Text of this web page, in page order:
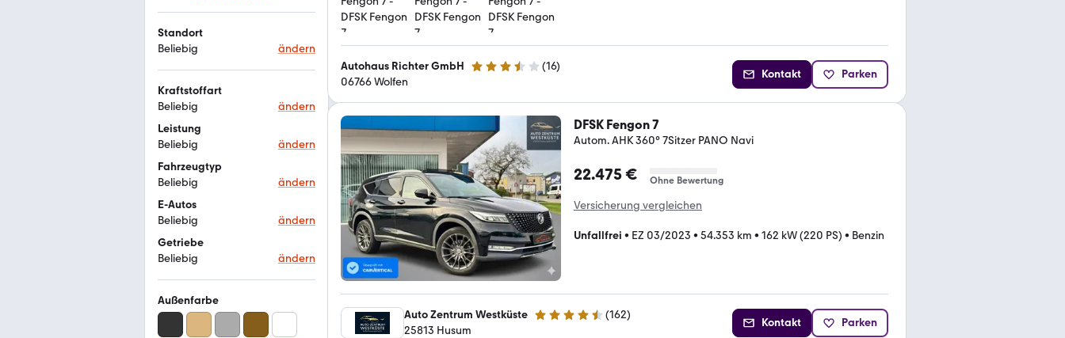
Standort
Beliebig
ändern
Kraftstoffart
Beliebig
ändern
Leistung
Beliebig
ändern
Fahrzeugtyp
Beliebig
ändern
E-Autos
Beliebig
ändern
Getriebe
Beliebig
ändern
Außenfarbe
Autohaus Richter GmbH 3.7 Sterne (16)
06766 Wolfen
Kontakt Parken
DFSK Fengon 7
Autom. AHK 360° 7Sitzer PANO Navi
22.475 € Ohne Bewertung
Versicherung vergleichen
Unfallfrei • EZ 03/2023 • 54.353 km • 162 kW (220 PS) • Benzin
Auto Zentrum Westküste 4.7 Sterne (162)
25813 Husum
Kontakt Parken